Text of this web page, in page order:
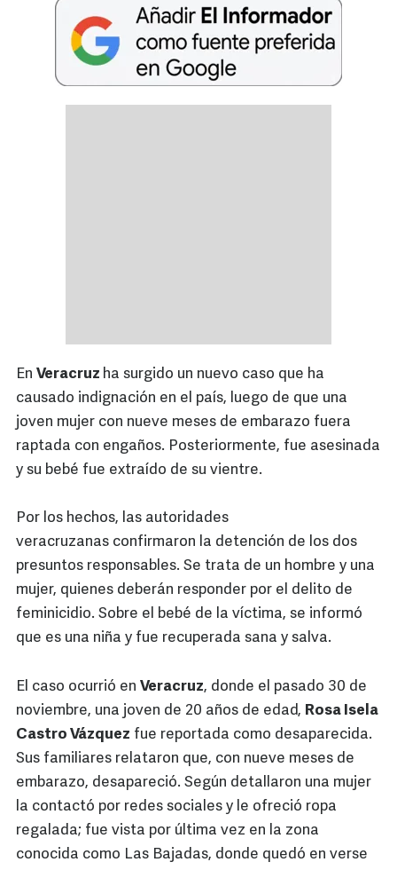
En Veracruz ha surgido un nuevo caso que ha
causado indignación en el país, luego de que una
joven mujer con nueve meses de embarazo fuera
raptada con engaños. Posteriormente, fue asesinada
y su bebé fue extraído de su vientre.
Por los hechos, las autoridades
veracruzanas confirmaron la detención de los dos
presuntos responsables. Se trata de un hombre y una
mujer, quienes deberán responder por el delito de
feminicidio. Sobre el bebé de la víctima, se informó
que es una niña y fue recuperada sana y salva.
El caso ocurrió en Veracruz, donde el pasado 30 de
noviembre, una joven de 20 años de edad, Rosa Isela
Castro Vázquez fue reportada como desaparecida.
Sus familiares relataron que, con nueve meses de
embarazo, desapareció. Según detallaron una mujer
la contactó por redes sociales y le ofreció ropa
regalada; fue vista por última vez en la zona
conocida como Las Bajadas, donde quedó en verse